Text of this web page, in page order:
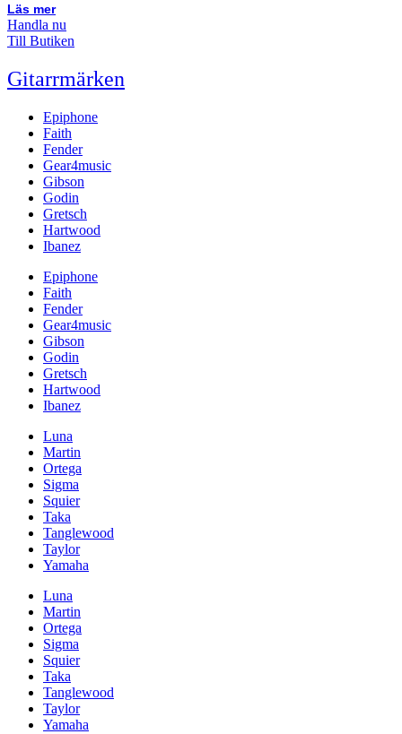
Läs mer
Handla nu
Till Butiken
Gitarrmärken
Epiphone
Faith
Fender
Gear4music
Gibson
Godin
Gretsch
Hartwood
Ibanez
Epiphone
Faith
Fender
Gear4music
Gibson
Godin
Gretsch
Hartwood
Ibanez
Luna
Martin
Ortega
Sigma
Squier
Taka
Tanglewood
Taylor
Yamaha
Luna
Martin
Ortega
Sigma
Squier
Taka
Tanglewood
Taylor
Yamaha